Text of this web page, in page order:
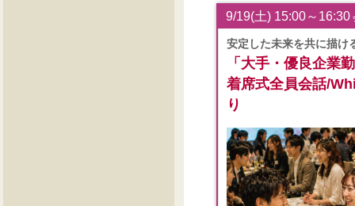
9/19(土) 15:00～16:30
安定した未来を共に描け
「大手・優良企業
着席式全員会話/
り